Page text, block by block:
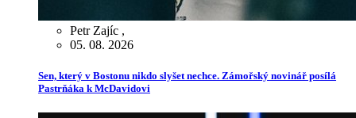
Petr Zajíc ,
05. 08. 2026
Sen, který v Bostonu nikdo slyšet nechce. Zámořský novinář posílá
Pastrňáka k McDavidovi